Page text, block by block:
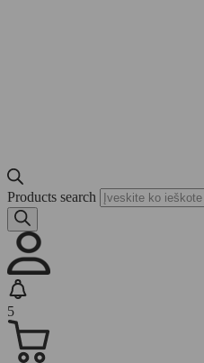
Products search
5